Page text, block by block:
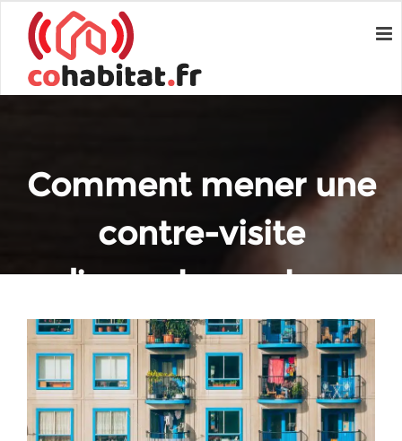
Comment mener une
contre-visite
d’appartement ou
maison ?
Home
Immobilier
Comment mener une contre-visite d’appartement ou maison ?